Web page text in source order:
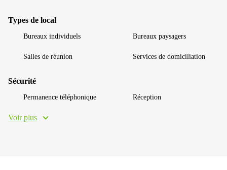
Types de local
Bureaux individuels Bureaux paysagers
Salles de réunion Services de domiciliation
Sécurité
Permanence téléphonique Réception
Voir plus